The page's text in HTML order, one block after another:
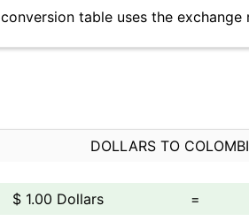
table uses the
DOLLARS TO
$ 1.00 Dollars =